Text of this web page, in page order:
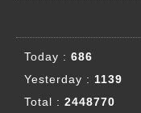
Today : 686
Yesterday : 1139
Total : 2448770